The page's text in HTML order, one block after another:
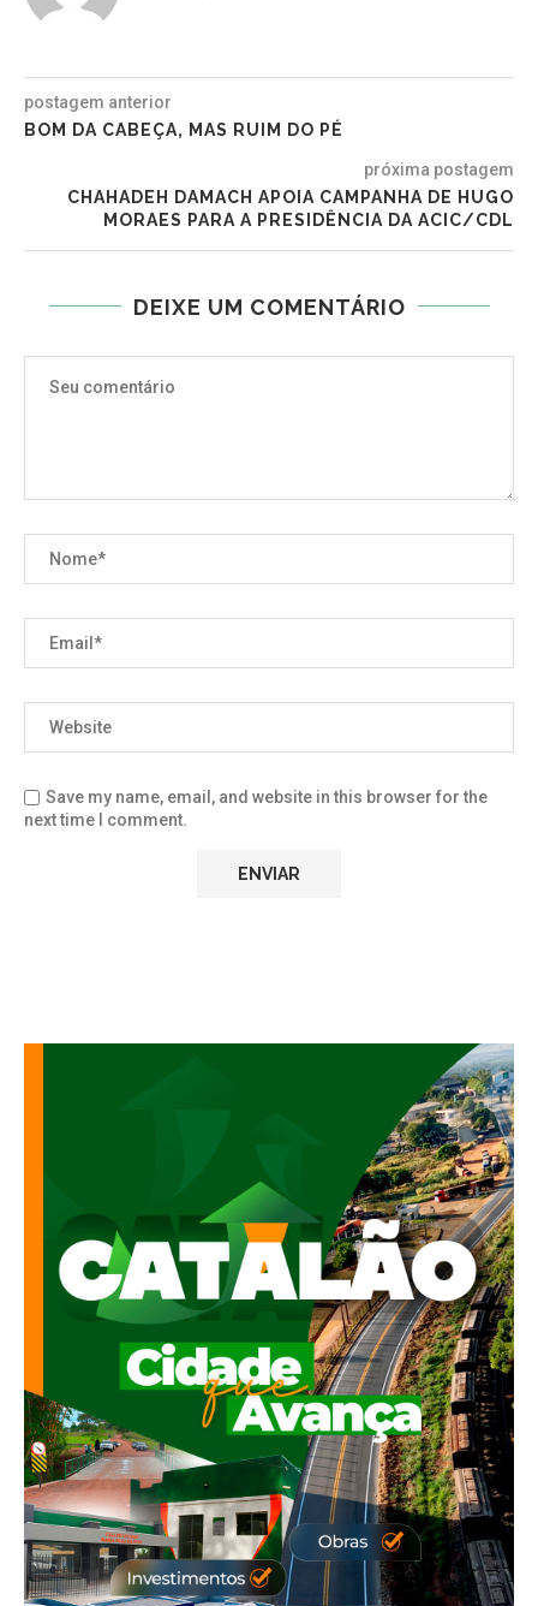
postagem anterior
BOM DA CABEÇA, MAS RUIM DO PÉ
próxima postagem
CHAHADEH DAMACH APOIA CAMPANHA DE HUGO
MORAES PARA A PRESIDÊNCIA DA ACIC/CDL
DEIXE UM COMENTÁRIO
Save my name, email, and website in this browser for the
next time I comment.